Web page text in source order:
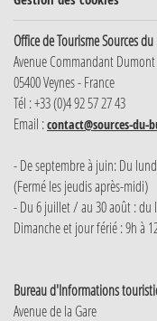
Office de Tourisme Sources
Avenue Commandant Dumont
05400 Veynes - France
Tél : +33 (0)4 92 57 27 43
Email :contact@sources-du-
- De septembre à juin: Du
(Fermé les jeudis après-midi)
- Du 6 juillet / au 30 août : du
Dimanche et jour férié : 9h à
Bureau d'Informations
Avenue de la Gare